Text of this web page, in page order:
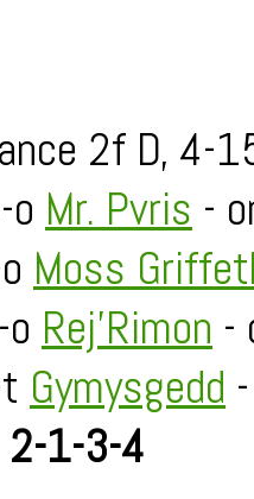
2f D, 4-
Mr. Pvris -
Moss
Rej'Rimon -
Gymysgedd
2-1-3-4